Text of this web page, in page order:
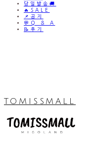
당일발송🚚
🔥SALE
📌공지
💬Q & A
📝후기
TOMISSMALL